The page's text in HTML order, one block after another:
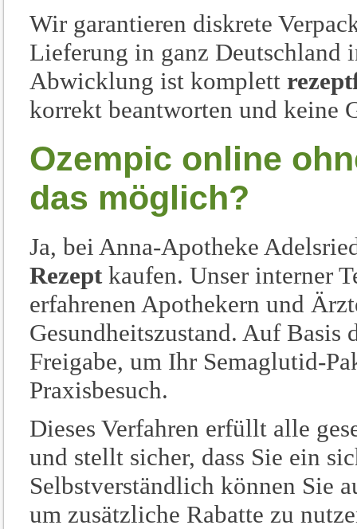
Wir garantieren diskrete
Lieferung in ganz Deutschland
Abwicklung ist komplett
korrekt beantworten und keine
Ozempic online
das möglich?
Ja, bei Anna-Apotheke
Rezeptkaufen. Unser interner
erfahrenen Apothekern und
Gesundheitszustand. Auf Basis
Freigabe, um Ihr Semaglutid-
Praxisbesuch.
Dieses Verfahren erfüllt alle
und stellt sicher, dass Sie ein
Selbstverständlich können Sie
um zusätzliche Rabatte zu